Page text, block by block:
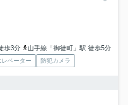
歩3分
山手線「御徒町」駅 徒歩5分
レベーター 防犯カメラ